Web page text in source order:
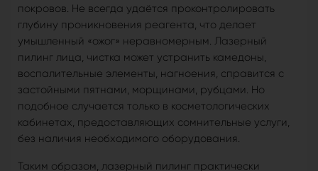
покровов. Не всегда удаётся проконтролировать
глубину проникновения реагента, что делает
умышленный «ожог» неравномерным. Лазерный
пилинг лица, чистка может устранить камедоны,
воспалительные элементы, нагноения, справится с
застойными пятнами, морщинами, рубцами. Но
подобное случается только в косметологических
кабинетах, предоставляющих сомнительные услуги,
без наличия необходимого оборудования.
Таким образом, лазерный пилинг практически